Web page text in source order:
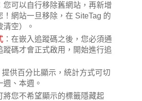
您可以自行移除舊網站，再新增
！網站一旦移除，在 SiteTag 的
空）。
：在嵌入追蹤碼之後，您必須通
蹤碼才會正式啟用，開始進行追
提供百分比顯示，統計方式可切
、本週。
將您不希望顯示的標籤隱藏起